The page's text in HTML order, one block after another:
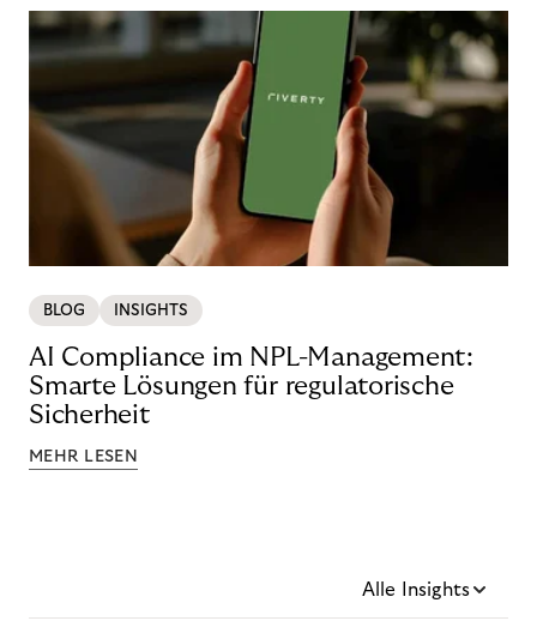
BLOG INSIGHTS
AI Compliance im NPL-Management:
Smarte Lösungen für regulatorische
Sicherheit
MEHR LESEN
Alle Insights